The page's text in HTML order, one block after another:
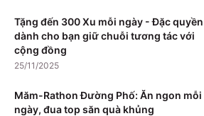
Tặng đến 300 Xu mỗi ngày - Đặc quyền
dành cho bạn giữ chuỗi tương tác với
cộng đồng
25/11/2025
Măm-Rathon Đường Phố: Ăn ngon mỗi
ngày, đua top săn quà khủng